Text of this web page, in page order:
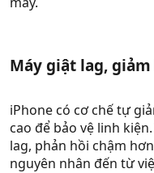
Máy giật lag,
iPhone có cơ chế tự
cao để bảo vệ linh
lag, phản hồi chậm
nguyên nhân đến từ